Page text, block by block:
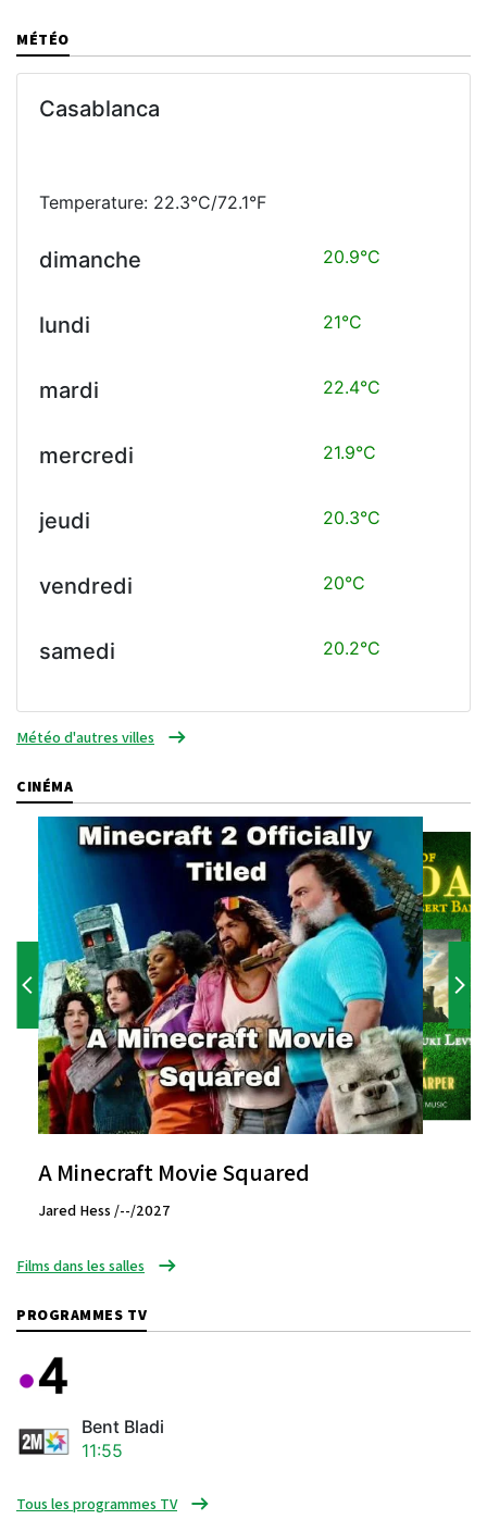
MÉTÉO
Casablanca
Temperature: 22.3°C/72.1°F
dimanche 20.9°C
lundi 21°C
mardi 22.4°C
mercredi 21.9°C
jeudi 20.3°C
vendredi 20°C
samedi 20.2°C
Météo d'autres villes
CINÉMA
A Minecraft Movie Squared
Jared Hess /--/2027
Films dans les salles
PROGRAMMES TV
Bent Bladi
11:55
Tous les programmes TV